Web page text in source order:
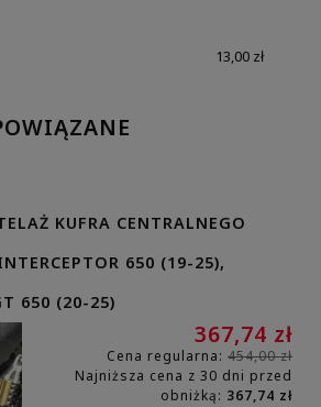
13,00 zł
KUFRA CENTRALNEGO
650 (19-25),
650 (20-25)
367,74 zł
Cena regularna: 454,00 zł
Najniższa cena z 30 dni przed
obniżką: 367,74 zł